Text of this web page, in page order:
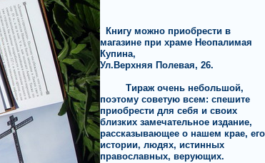
Книгу можно приобрести в
магазине при храме Неопалимая
Купина,
Ул.Верхняя Полевая, 26.
Тираж очень небольшой,
поэтому советую всем: спешите
приобрести для себя и своих
близких замечательное издание,
рассказывающее о нашем крае, его
истории, людях, истинных
православных, верующих.